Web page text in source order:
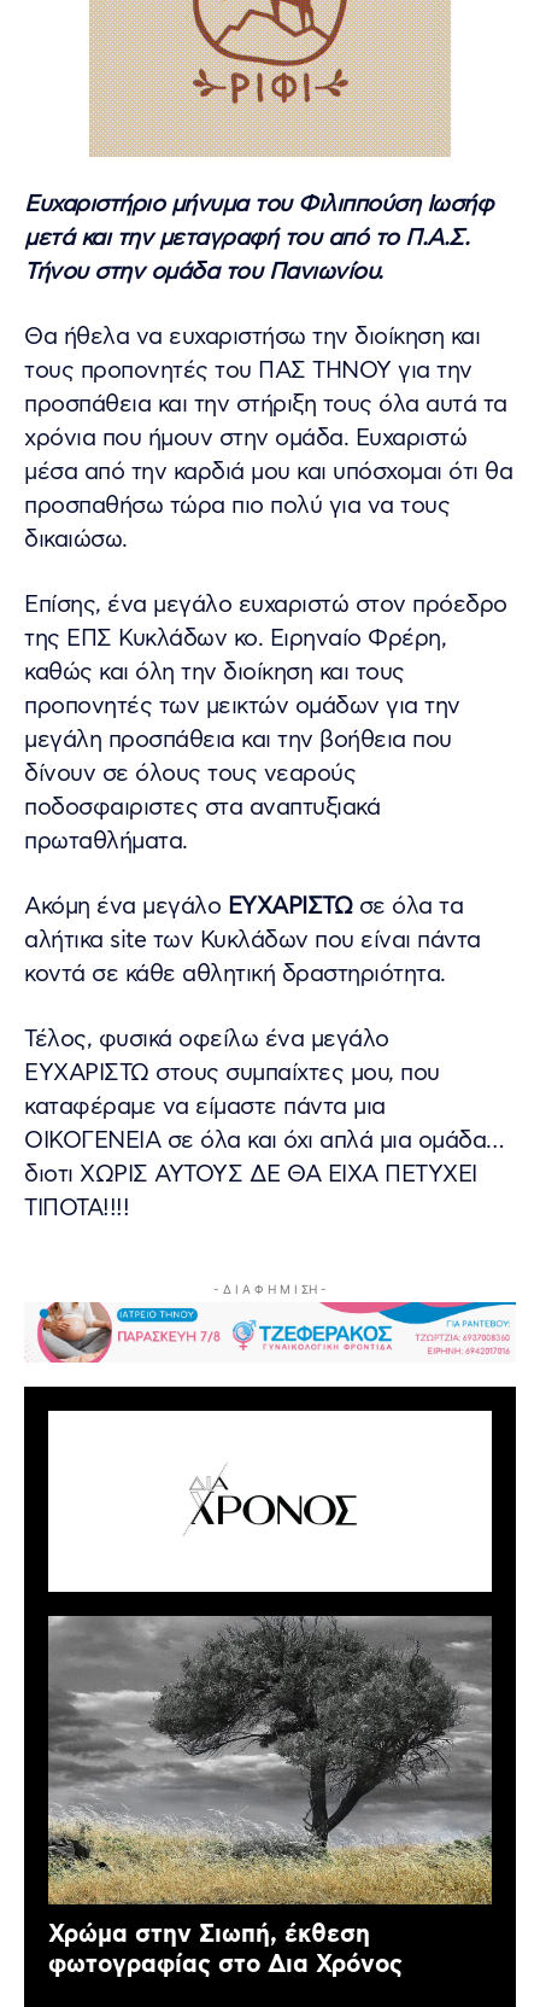
Ευχαριστήριο μήνυμα του Φιλιππούση Ιωσήφ
μετά και την μεταγραφή του από το Π.Α.Σ.
Τήνου στην ομάδα του Πανιωνίου.
Θα ήθελα να ευχαριστήσω την διοίκηση και
τους προπονητές του ΠΑΣ ΤΗΝΟΥ για την
προσπάθεια και την στήριξη τους όλα αυτά τα
χρόνια που ήμουν στην ομάδα. Ευχαριστώ
μέσα από την καρδιά μου και υπόσχομαι ότι θα
προσπαθήσω τώρα πιο πολύ για να τους
δικαιώσω.
Επίσης, ένα μεγάλο ευχαριστώ στον πρόεδρο
της ΕΠΣ Κυκλάδων κο. Ειρηναίο Φρέρη,
καθώς και όλη την διοίκηση και τους
προπονητές των μεικτών ομάδων για την
μεγάλη προσπάθεια και την βοήθεια που
δίνουν σε όλους τους νεαρούς
ποδοσφαιριστες στα αναπτυξιακά
πρωταθλήματα.
Ακόμη ένα μεγάλο ΕΥΧΑΡΙΣΤΩσε όλα τα
αλήτικα site των Κυκλάδων που είναι πάντα
κοντά σε κάθε αθλητική δραστηριότητα.
Τέλος, φυσικά οφείλω ένα μεγάλο
ΕΥΧΑΡΙΣΤΩ στους συμπαίχτες μου, που
καταφέραμε να είμαστε πάντα μια
ΟΙΚΟΓΕΝΕΙΑ σε όλα και όχι απλά μια ομάδα…
διοτι ΧΩΡΙΣ ΑΥΤΟΥΣ ΔΕ ΘΑ ΕΙΧΑ ΠΕΤΥΧΕΙ
ΤΙΠΟΤΑ!!!!
- Δ Ι Α Φ Η Μ Ι ΣΗ -
Χρώμα στην Σιωπή, έκθεση
φωτογραφίας στο Δια Χρόνος